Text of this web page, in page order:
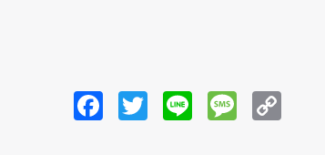
Fa
T
Li
M